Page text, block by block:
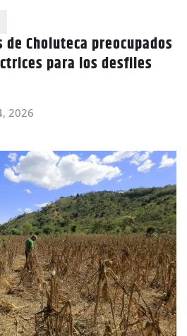
Choluteca preocupados
para los desfiles
2026